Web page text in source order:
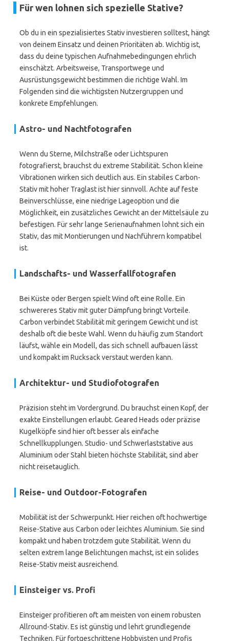
Für wen lohnen sich spezielle Stative?
Ob du in ein spezialisiertes Stativ investieren solltest, hängt
von deinem Einsatz und deinen Prioritäten ab. Wichtig ist,
dass du deine typischen Aufnahmebedingungen ehrlich
einschätzt. Arbeitsweise, Transportwege und
Ausrüstungsgewicht bestimmen die richtige Wahl. Im
Folgenden sind die wichtigsten Nutzergruppen und
konkrete Empfehlungen.
Astro- und Nachtfotografen
Wenn du Sterne, Milchstraße oder Lichtspuren
fotografierst, brauchst du extreme Stabilität. Schon kleine
Vibrationen wirken sich deutlich aus. Ein stabiles Carbon-
Stativ mit hoher Traglast ist hier sinnvoll. Achte auf feste
Beinverschlüsse, eine niedrige Lageoption und die
Möglichkeit, ein zusätzliches Gewicht an der Mittelsäule zu
befestigen. Für sehr lange Serienaufnahmen lohnt sich ein
Stativ, das mit Montierungen und Nachführern kompatibel
ist.
Landschafts- und Wasserfallfotografen
Bei Küste oder Bergen spielt Wind oft eine Rolle. Ein
schwereres Stativ mit guter Dämpfung bringt Vorteile.
Carbon verbindet Stabilität mit geringem Gewicht und ist
deshalb oft die beste Wahl. Wenn du häufig zum Standort
läufst, wähle ein Modell, das sich schnell aufbauen lässt
und kompakt im Rucksack verstaut werden kann.
Architektur- und Studiofotografen
Präzision steht im Vordergrund. Du brauchst einen Kopf, der
exakte Einstellungen erlaubt. Geared Heads oder präzise
Kugelköpfe sind hier oft besser als einfache
Schnellkupplungen. Studio- und Schwerlaststative aus
Aluminium oder Stahl bieten höchste Stabilität, sind aber
nicht reisetauglich.
Reise- und Outdoor-Fotografen
Mobilität ist der Schwerpunkt. Hier reichen oft hochwertige
Reise-Stative aus Carbon oder leichtes Aluminium. Sie sind
kompakt und haben trotzdem gute Stabilität. Wenn du
selten extrem lange Belichtungen machst, ist ein solides
Reise-Stativ meist ausreichend.
Einsteiger vs. Profi
Einsteiger profitieren oft am meisten von einem robusten
Allround-Stativ. Es ist günstig und lehrt grundlegende
Techniken. Für fortgeschrittene Hobbyisten und Profis